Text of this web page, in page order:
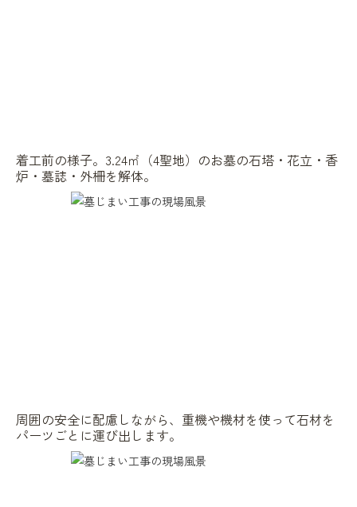
着工前の様子。3.24㎡（4聖地）のお墓の石塔・花立・香
炉・墓誌・外柵を解体。
周囲の安全に配慮しながら、重機や機材を使って石材を
パーツごとに運び出します。